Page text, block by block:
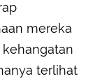
mereka
terlihat